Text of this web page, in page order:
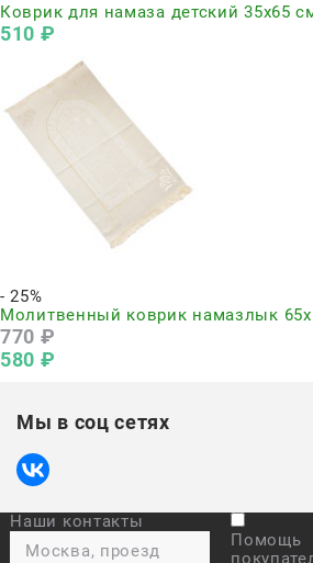
Коврик для намаза детский 35х65
510 ₽
- 25%
Молитвенный коврик намазлык
770 ₽
580 ₽
Мы в соц сетях
Наши контакты
Москва, проезд
Помощь